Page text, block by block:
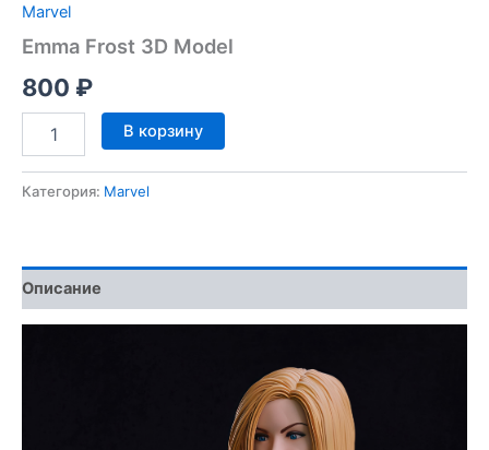
Marvel
Emma Frost 3D Model
800 ₽
Количество
товара
Frost
В корзину
Категория: Marvel
Описание